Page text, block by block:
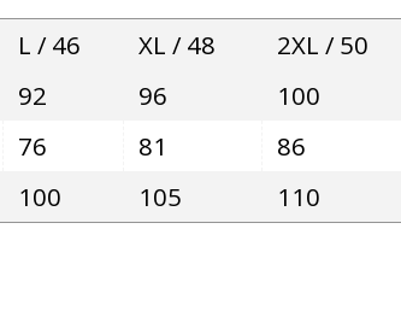
L / 46 XL / 48 2XL / 50
92 96 100
76 81 86
100 105 110